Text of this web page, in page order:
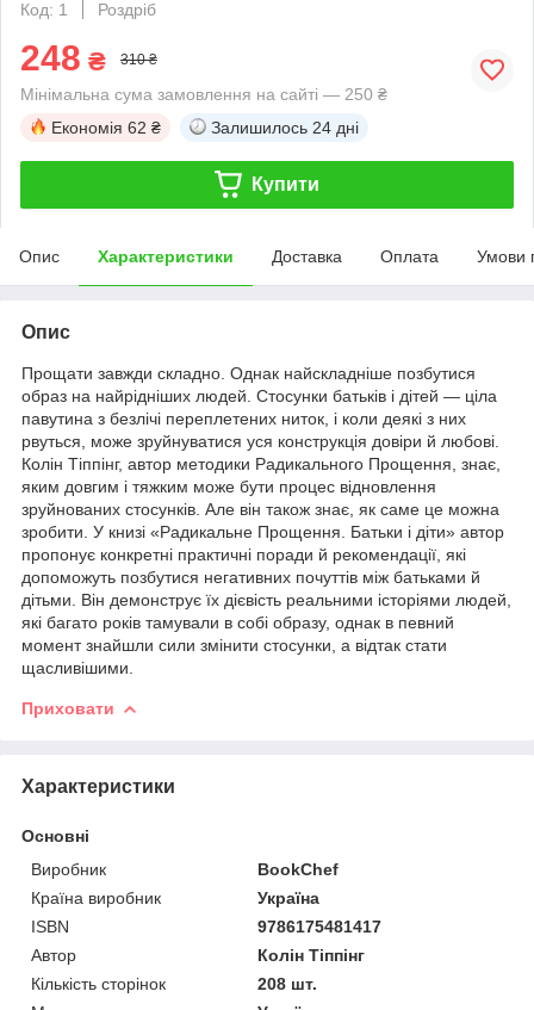
Код: 1
Роздріб
248 ₴ 310 ₴
Мінімальна сума замовлення на сайті — 250 ₴
Економія 62 ₴ Залишилось 24 дні
Купити
Опис Характеристики Доставка Оплата Умови
Опис
Прощати завжди складно. Однак найскладніше позбутися
образ на найрідніших людей. Стосунки батьків і дітей — ціла
павутина з безлічі переплетених ниток, і коли деякі з них
рвуться, може зруйнуватися уся конструкція довіри й любові.
Колін Тіппінг, автор методики Радикального Прощення, знає,
яким довгим і тяжким може бути процес відновлення
зруйнованих стосунків. Але він також знає, як саме це можна
зробити. У книзі «Радикальне Прощення. Батьки і діти» автор
пропонує конкретні практичні поради й рекомендації, які
допоможуть позбутися негативних почуттів між батьками й
дітьми. Він демонструє їх дієвість реальними історіями людей,
які багато років тамували в собі образу, однак в певний
момент знайшли сили змінити стосунки, а відтак стати
щасливішими.
Приховати
Характеристики
Основні
Виробник
BookChef
Країна виробник
Україна
ISBN
9786175481417
Автор
Колін Тіппінг
Кількість сторінок
208 шт.